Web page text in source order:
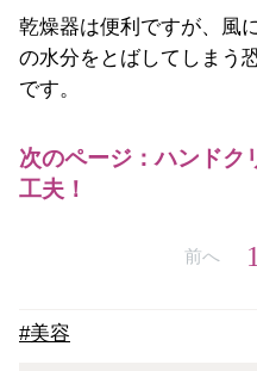
乾燥器は便利ですが、風
の水分をとばしてしまう
です。
次のページ：ハンドク
工夫！
前へ 1
#美容